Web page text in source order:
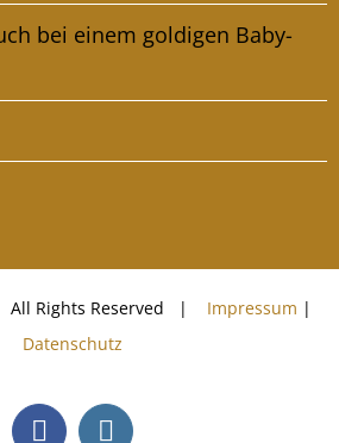
bei einem goldigen Baby-
Rights Reserved | Impressum |
Datenschutz
FacebookInstagram